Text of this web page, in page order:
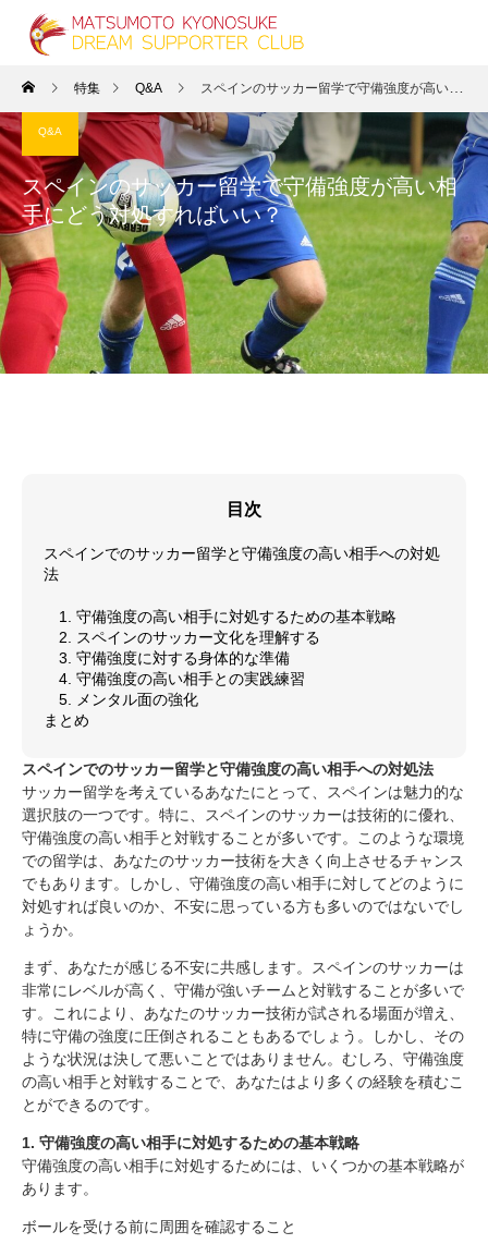
特集 Q&A スペインのサッカー留学で守備強度が高い相手にどう対処すればいい？
Q&A
スペインのサッカー留学で守備強度が高い相
手にどう対処すればいい？
目次
スペインでのサッカー留学と守備強度の高い相手への対処
法
1. 守備強度の高い相手に対処するための基本戦略
2. スペインのサッカー文化を理解する
3. 守備強度に対する身体的な準備
4. 守備強度の高い相手との実践練習
5. メンタル面の強化
まとめ
スペインでのサッカー留学と守備強度の高い相手への対処法
サッカー留学を考えているあなたにとって、スペインは魅力的な
選択肢の一つです。特に、スペインのサッカーは技術的に優れ、
守備強度の高い相手と対戦することが多いです。このような環境
での留学は、あなたのサッカー技術を大きく向上させるチャンス
でもあります。しかし、守備強度の高い相手に対してどのように
対処すれば良いのか、不安に思っている方も多いのではないでし
ょうか。
まず、あなたが感じる不安に共感します。スペインのサッカーは
非常にレベルが高く、守備が強いチームと対戦することが多いで
す。これにより、あなたのサッカー技術が試される場面が増え、
特に守備の強度に圧倒されることもあるでしょう。しかし、その
ような状況は決して悪いことではありません。むしろ、守備強度
の高い相手と対戦することで、あなたはより多くの経験を積むこ
とができるのです。
1. 守備強度の高い相手に対処するための基本戦略
守備強度の高い相手に対処するためには、いくつかの基本戦略が
あります。
ボールを受ける前に周囲を確認すること